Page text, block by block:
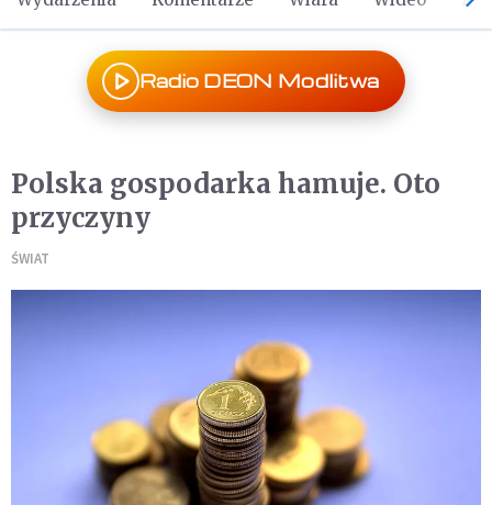
Radio DEON Modlitwa
Polska gospodarka hamuje. Oto
przyczyny
ŚWIAT